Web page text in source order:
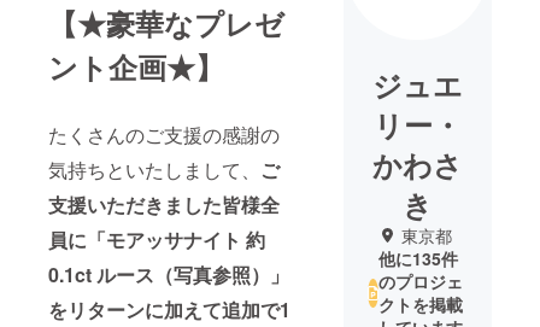
【★豪華なプレゼ
ント企画★】
たくさんのご支援の感謝の
気持ちといたしまして、 ご
支援いただきました皆様全
員に「モアッサナイト 約
0.1ct ルース（写真参照）」
をリターンに加えて追加で1
ジュエ
リー・
かわさ
き
東京都
他に135件
のプロジェ
クトを掲載